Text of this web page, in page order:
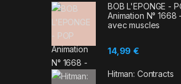
BOB L'EPONGE -
Animation N° 1668
avec muscles
14,99€
Hitman: Contracts